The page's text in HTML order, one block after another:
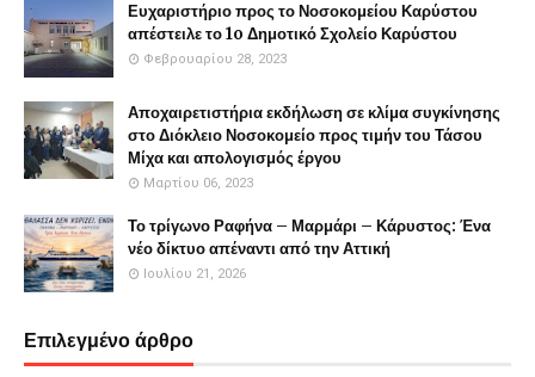
Ευχαριστήριο προς το Νοσοκομείου Καρύστου
απέστειλε το 1o Δημοτικό Σχολείο Καρύστου
Φεβρουαρίου 28, 2023
Αποχαιρετιστήρια εκδήλωση σε κλίμα συγκίνησης
στο Διόκλειο Νοσοκομείο προς τιμήν του Τάσου
Μίχα και απολογισμός έργου
Μαρτίου 06, 2023
Το τρίγωνο Ραφήνα – Μαρμάρι – Κάρυστος: Ένα
νέο δίκτυο απέναντι από την Αττική
Ιουλίου 21, 2026
Επιλεγμένο άρθρο